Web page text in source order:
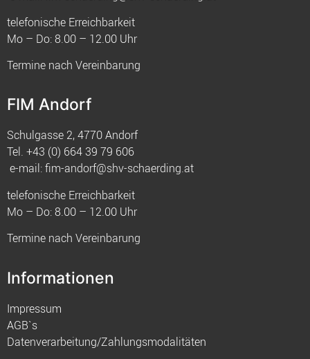
telefonische Erreichbarkeit
Mo – Do: 8.00 – 12.00 Uhr
Termine nach Vereinbarung
FIM Andorf
Schulgasse 2, 4770 Andorf
Tel. +43 (0) 664 39 79 606
e-mail:fim-andorf@shv-schaerding.at
telefonische Erreichbarkeit
Mo – Do: 8.00 – 12.00 Uhr
Termine nach Vereinbarung
Informationen
Impressum
AGB`s
Datenverarbeitung/Zahlungsmodalitäten